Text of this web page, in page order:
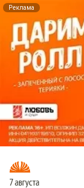
Реклама
7 августа